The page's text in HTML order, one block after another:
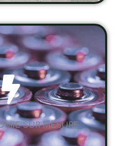
SUR MESURE